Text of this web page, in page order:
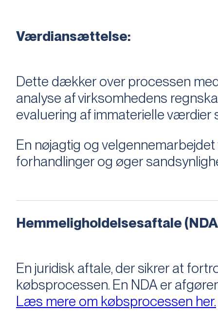
Værdiansættelse:
Dette dækker over processen
analyse af virksomhedens
evaluering af immaterielle
En nøjagtig og
forhandlinger og øger
Hemmeligholdelsesaftale
En juridisk aftale, der sikrer at
købsprocessen​​. En NDA er
Læs mere om købsprocessen her.